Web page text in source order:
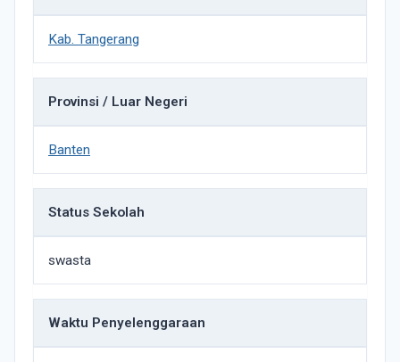
Kab. Tangerang
Provinsi / Luar Negeri
Banten
Status Sekolah
swasta
Waktu Penyelenggaraan